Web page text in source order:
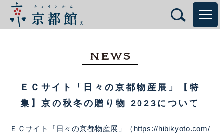
ＥＣサイト「日々の京都物産展」【特
集】京の秋冬の贈り物 2023について
ＥＣサイト「日々の京都物産展」（ https://hibikyoto.com/